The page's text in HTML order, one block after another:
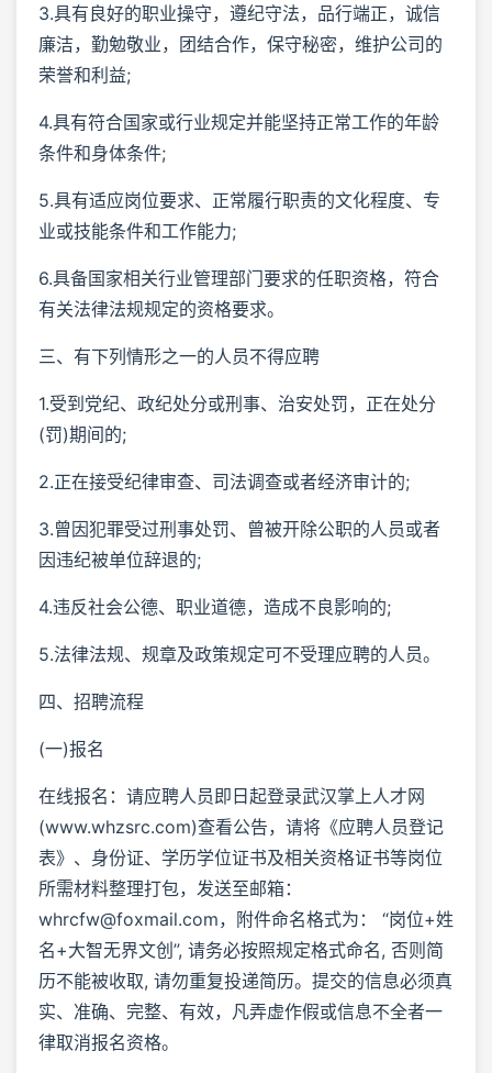
3.具有良好的职业操守，遵纪守法，品行端正，诚信
廉洁，勤勉敬业，团结合作，保守秘密，维护公司的
荣誉和利益;
4.具有符合国家或行业规定并能坚持正常工作的年龄
条件和身体条件;
5.具有适应岗位要求、正常履行职责的文化程度、专
业或技能条件和工作能力;
6.具备国家相关行业管理部门要求的任职资格，符合
有关法律法规规定的资格要求。
三、有下列情形之一的人员不得应聘
1.受到党纪、政纪处分或刑事、治安处罚，正在处分
(罚)期间的;
2.正在接受纪律审查、司法调查或者经济审计的;
3.曾因犯罪受过刑事处罚、曾被开除公职的人员或者
因违纪被单位辞退的;
4.违反社会公德、职业道德，造成不良影响的;
5.法律法规、规章及政策规定可不受理应聘的人员。
四、招聘流程
(一)报名
在线报名：请应聘人员即日起登录武汉掌上人才网
(www.whzsrc.com)查看公告，请将《应聘人员登记
表》、身份证、学历学位证书及相关资格证书等岗位
所需材料整理打包，发送至邮箱：
whrcfw@foxmail.com，附件命名格式为： “岗位+姓
名+大智无界文创”, 请务必按照规定格式命名, 否则简
历不能被收取, 请勿重复投递简历。提交的信息必须真
实、准确、完整、有效，凡弄虚作假或信息不全者一
律取消报名资格。